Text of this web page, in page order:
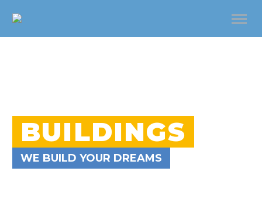
BUILDINGS
WE BUILD YOUR DREAMS